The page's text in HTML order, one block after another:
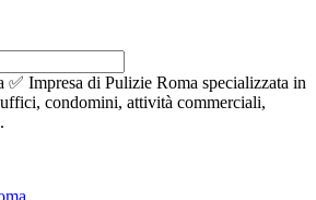
✅ Impresa di Pulizie Roma specializzata in
condomini, attività commerciali,